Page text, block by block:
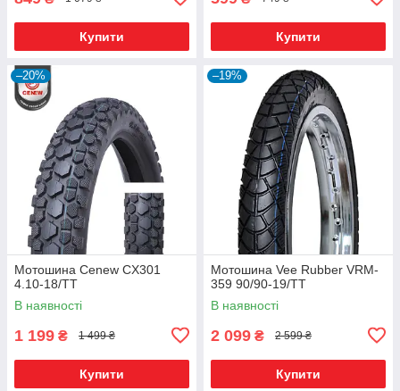
Купити Купити
–20%
Мотошина Cenew CX301
4.10-18/TT
В наявності
1 199 ₴ 1 499 ₴
Купити
–19%
Мотошина Vee Rubber VRM-
359 90/90-19/TT
В наявності
2 099 ₴ 2 599 ₴
Купити